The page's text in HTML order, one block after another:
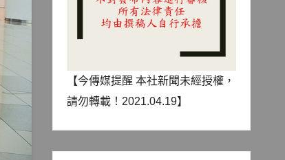
【今傳媒提醒 本社新聞未經授權，
請勿轉載！2021.04.19】